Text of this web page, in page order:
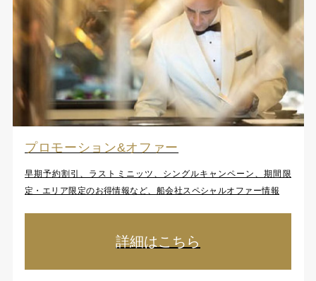
プロモーション&オファー
早期予約割引、ラストミニッツ、シングルキャンペーン、期間限
定・エリア限定のお得情報など、船会社スペシャルオファー情報
詳細はこちら